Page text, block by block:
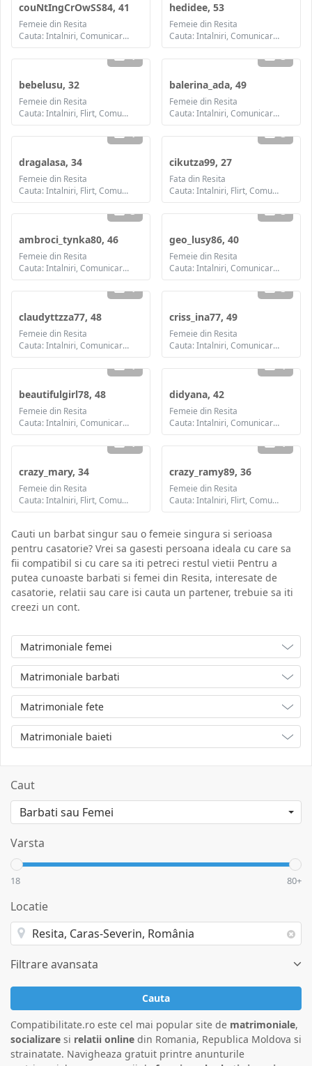
couNtIngCrOwSS84, 41
Femeie din Resita
Cauta: Intalniri, Comunicare / chat, Prietenie, Casatorie
hedidee, 53
Femeie din Resita
Cauta: Intalniri, Comunicare / chat, Prietenie
1
bebelusu, 32
Femeie din Resita
Cauta: Intalniri, Flirt, Comunicare / chat, Prietenie, Casatorie
3
balerina_ada, 49
Femeie din Resita
Cauta: Intalniri, Comunicare / chat, Prietenie, Casatorie
1
dragalasa, 34
Femeie din Resita
Cauta: Intalniri, Flirt, Comunicare / chat, Prietenie, Casatorie
3
cikutza99, 27
Fata din Resita
Cauta: Intalniri, Flirt, Comunicare / chat, Prietenie, Casatorie
3
ambroci_tynka80, 46
Femeie din Resita
Cauta: Intalniri, Comunicare / chat, Prietenie, Casatorie
3
geo_lusy86, 40
Femeie din Resita
Cauta: Intalniri, Comunicare / chat, Prietenie, Casatorie
1
claudyttzza77, 48
Femeie din Resita
Cauta: Intalniri, Comunicare / chat, Prietenie, Casatorie
3
criss_ina77, 49
Femeie din Resita
Cauta: Intalniri, Comunicare / chat, Prietenie, Casatorie
1
beautifulgirl78, 48
Femeie din Resita
Cauta: Intalniri, Comunicare / chat, Prietenie, Casatorie
1
didyana, 42
Femeie din Resita
Cauta: Intalniri, Comunicare / chat, Prietenie, Casatorie
1
crazy_mary, 34
Femeie din Resita
Cauta: Intalniri, Flirt, Comunicare / chat, Prietenie, Casatorie
1
crazy_ramy89, 36
Femeie din Resita
Cauta: Intalniri, Flirt, Comunicare / chat, Prietenie, Casatorie
Cauti un barbat singur sau o femeie singura si serioasa
pentru casatorie? Vrei sa gasesti persoana ideala cu care sa
fii compatibil si cu care sa iti petreci restul vietii Pentru a
putea cunoaste barbati si femei din Resita, interesate de
casatorie, relatii sau care isi cauta un partener, trebuie sa iti
creezi un cont.
Matrimoniale femei
Matrimoniale barbati
Matrimoniale fete
Matrimoniale baieti
Caut
Varsta
18 80+
Locatie
Filtrare avansata
Cauta
Compatibilitate.ro este cel mai popular site de matrimoniale,
socializare si relatii online din Romania, Republica Moldova si
strainatate. Navigheaza gratuit printre anunturile